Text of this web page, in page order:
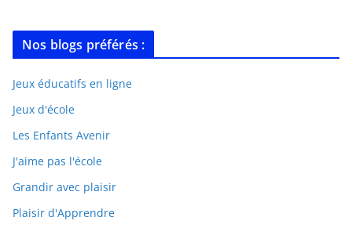
Nos blogs préférés :
Jeux éducatifs en ligne
Jeux d'école
Les Enfants Avenir
J'aime pas l'école
Grandir avec plaisir
Plaisir d'Apprendre